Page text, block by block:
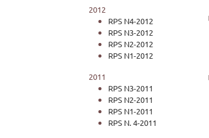
2012
RPS N4-2012
RPS N3-2012
RPS N2-2012
RPS N1-2012
2011
RPS N3-2011
RPS N2-2011
RPS N1-2011
RPS N. 4-2011